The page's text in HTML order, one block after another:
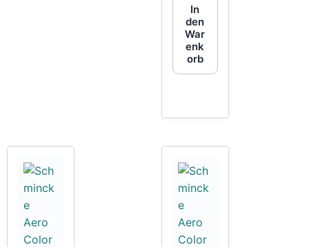
In
den
War
enk
orb